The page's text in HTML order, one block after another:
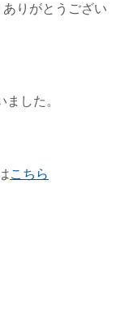
りがとうござい
した。
こちら